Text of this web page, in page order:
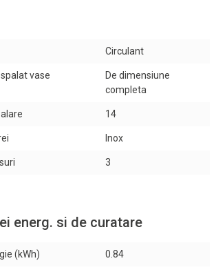
Circulant
vase
De dimensiune
completa
14
Inox
3
energ. si de curatare
(kWh) 0.84